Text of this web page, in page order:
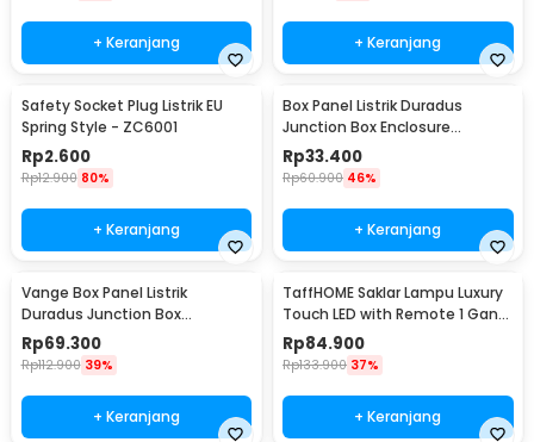
+ Keranjang + Keranjang
Safety Socket Plug Listrik EU
Spring Style - ZC6001
Rp2.600
Rp12.900 80%
+ Keranjang
Box Panel Listrik Duradus
Junction Box Enclosure
Waterproof 158x90mm - B1589
Rp33.400
Rp60.900 46%
+ Keranjang
Vange Box Panel Listrik
Duradus Junction Box
Waterproof 238x160x90mm -
VG-I01
Rp69.300
Rp112.900 39%
+ Keranjang
TaffHOME Saklar Lampu Luxury
Touch LED with Remote 1 Gang
- XJG-DH001
Rp84.900
Rp133.900 37%
+ Keranjang